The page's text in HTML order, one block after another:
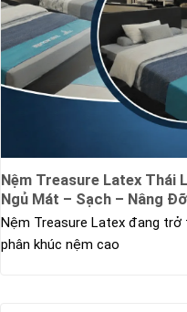
Nệm Treasure Latex Thái
Ngủ Mát – Sạch – Nâng
Nệm Treasure Latex đang
phân khúc nệm cao